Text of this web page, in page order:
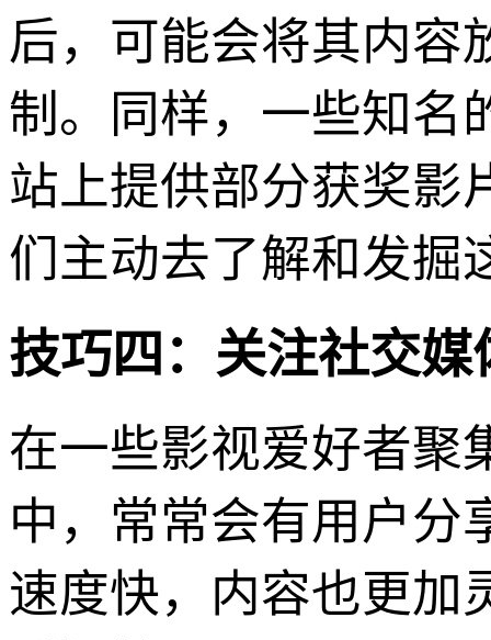
后，可能会将其内容
制。同样，一些知名
站上提供部分获奖影
们主动去了解和发掘
技巧四：关注社交
在一些影视爱好者聚
中，常常会有用户分
速度快，内容也更加